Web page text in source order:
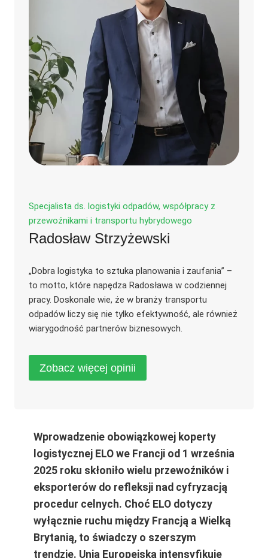
Specjalista ds. logistyki odpadów, współpracy z
przewoźnikami i transportu hybrydowego
Radosław Strzyżewski
„Dobra logistyka to sztuka planowania i zaufania” –
to motto, które napędza Radosława w codziennej
pracy. Doskonale wie, że w branży transportu
odpadów liczy się nie tylko efektywność, ale również
wiarygodność partnerów biznesowych.
Zobacz więcej opinii
Wprowadzenie obowiązkowej koperty
logistycznej ELO we Francji od 1 września
2025 roku skłoniło wielu przewoźników i
eksporterów do refleksji nad cyfryzacją
procedur celnych. Choć ELO dotyczy
wyłącznie ruchu między Francją a Wielką
Brytanią, to świadczy o szerszym
trendzie. Unia Europejska intensyfikuje